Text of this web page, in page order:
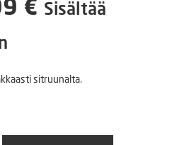
€ Nykyinen
on:
Sisältää
sitruunalta.